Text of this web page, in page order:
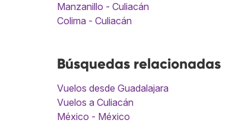
Manzanillo - Culiacán
Colima - Culiacán
Búsquedas relacionadas
Vuelos desde Guadalajara
Vuelos a Culiacán
México - México